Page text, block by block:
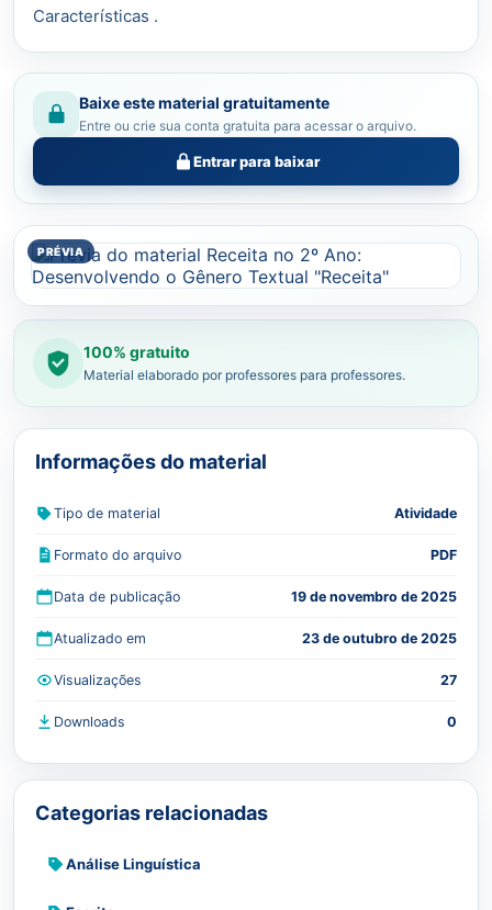
100% gratuito
Material elaborado por professores para professores.
Características .
Baixe este material gratuitamente
Entre ou crie sua conta gratuita para acessar o arquivo.
Entrar para baixar
Informações do material
Tipo de material Atividade
Formato do arquivo PDF
Data de publicação 19 de novembro de 2025
Atualizado em 23 de outubro de 2025
Visualizações 27
Downloads 0
Categorias relacionadas
Análise Linguística